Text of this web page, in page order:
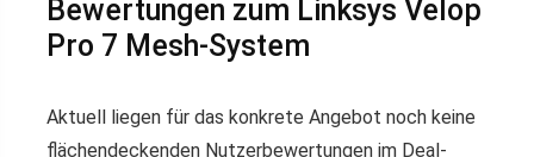
Bewertungen zum Linksys Velop
Pro 7 Mesh-System
Aktuell liegen für das konkrete Angebot noch keine
flächendeckenden Nutzerbewertungen im Deal-